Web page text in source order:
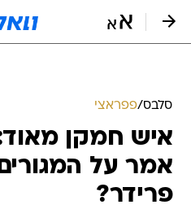
סלבס/פפראצי
איש חמקן
אמר על
פרידר?